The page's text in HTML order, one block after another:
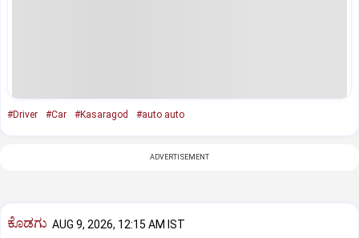
#Driver #Car #Kasaragod #auto auto
ADVERTISEMENT
ಕೊಡಗು AUG 9, 2026, 12:15 AM IST